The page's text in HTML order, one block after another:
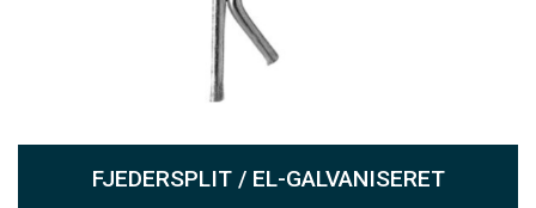
FJEDERSPLIT / EL-GALVANISERET